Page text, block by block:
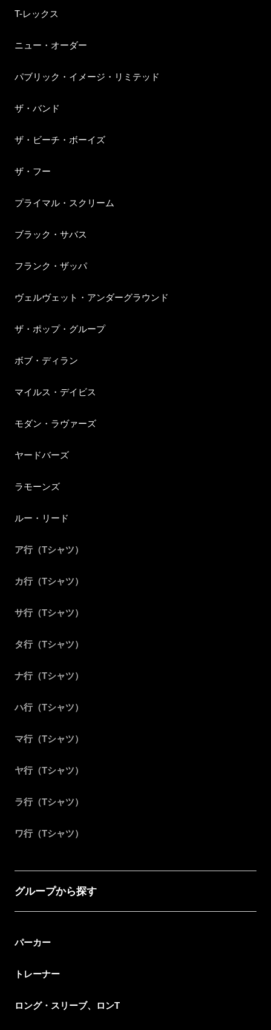
T-レックス
ニュー・オーダー
パブリック・イメージ・リミテッド
ザ・バンド
ザ・ビーチ・ボーイズ
ザ・フー
プライマル・スクリーム
ブラック・サバス
フランク・ザッパ
ヴェルヴェット・アンダーグラウンド
ザ・ポップ・グループ
ボブ・ディラン
マイルス・デイビス
モダン・ラヴァーズ
ヤードバーズ
ラモーンズ
ルー・リード
ア行（Tシャツ）
カ行（Tシャツ）
サ行（Tシャツ）
タ行（Tシャツ）
ナ行（Tシャツ）
ハ行（Tシャツ）
マ行（Tシャツ）
ヤ行（Tシャツ）
ラ行（Tシャツ）
ワ行（Tシャツ）
グループから探す
パーカー
トレーナー
ロング・スリーブ、ロンT